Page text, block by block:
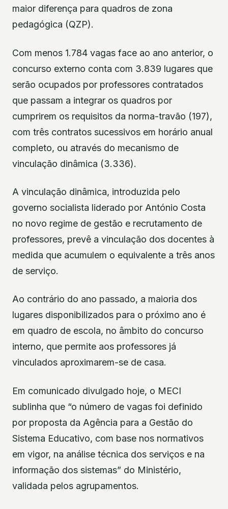
maior diferença para quadros de zona
pedagógica (QZP).
Com menos 1.784 vagas face ao ano anterior, o
concurso externo conta com 3.839 lugares que
serão ocupados por professores contratados
que passam a integrar os quadros por
cumprirem os requisitos da norma-travão (197),
com três contratos sucessivos em horário anual
completo, ou através do mecanismo de
vinculação dinâmica (3.336).
A vinculação dinâmica, introduzida pelo
governo socialista liderado por António Costa
no novo regime de gestão e recrutamento de
professores, prevê a vinculação dos docentes à
medida que acumulem o equivalente a três anos
de serviço.
Ao contrário do ano passado, a maioria dos
lugares disponibilizados para o próximo ano é
em quadro de escola, no âmbito do concurso
interno, que permite aos professores já
vinculados aproximarem-se de casa.
Em comunicado divulgado hoje, o MECI
sublinha que “o número de vagas foi definido
por proposta da Agência para a Gestão do
Sistema Educativo, com base nos normativos
em vigor, na análise técnica dos serviços e na
informação dos sistemas” do Ministério,
validada pelos agrupamentos.